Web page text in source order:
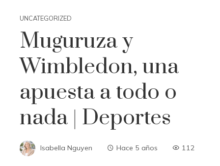
UNCATEGORIZED
Muguruza y
Wimbledon, una
apuesta a todo o
nada | Deportes
Isabella Nguyen Hace 5 años 112